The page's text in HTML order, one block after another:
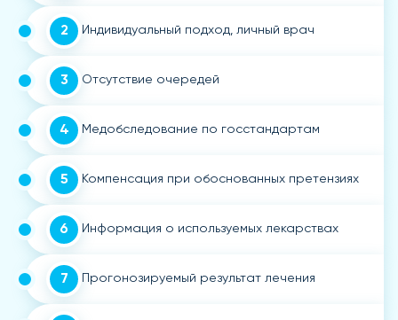
2 Индивидуальный подход, личный врач
3 Отсутствие очередей
4 Медобследование по госстандартам
5 Компенсация при обоснованных претензиях
6 Информация о используемых лекарствах
7 Прогонозируемый результат лечения